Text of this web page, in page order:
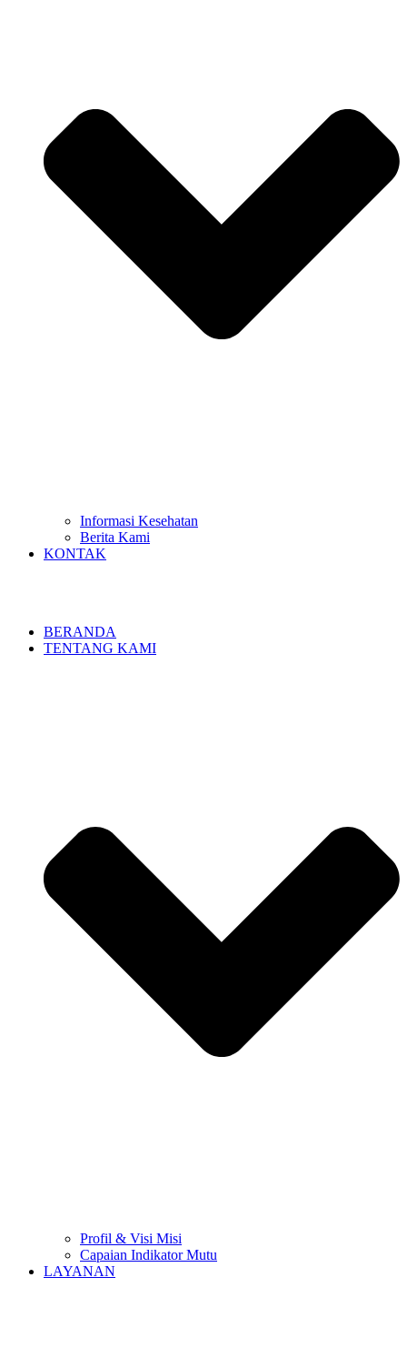
Informasi Kesehatan
Berita Kami
KONTAK
BERANDA
TENTANG KAMI
Profil & Visi Misi
Capaian Indikator Mutu
LAYANAN